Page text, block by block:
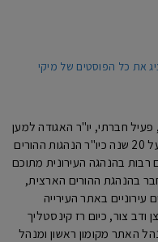
את כל הפוסטים של מיקי
פעיל חברתי, יו"ר האגודה למען
החייל ראשון לציון ,מעל 20 שנה כיו"ר הנהגות ההורים
רבות בהנהגה העירונית מתוכם
וחבר בהנהגת ההורים הארצית,
עירוניים באתר העירייה
ודב צור, כיום רז קינסטליך
האתר מקומון ראשון ומנהל